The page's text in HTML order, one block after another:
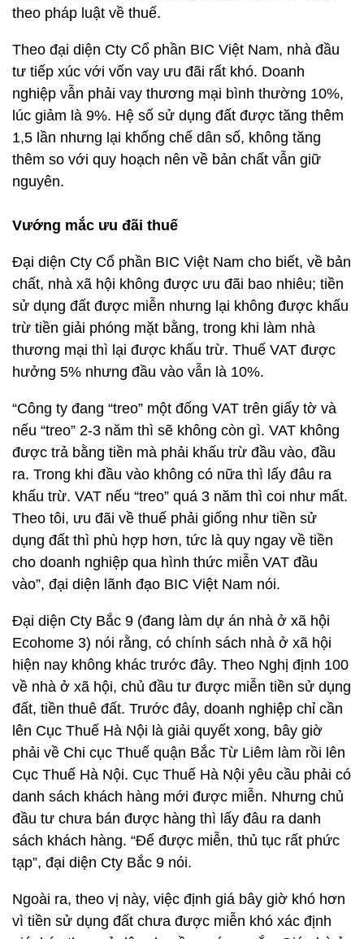
theo pháp luật về thuế.
Theo đại diện Cty Cổ phần BIC Việt Nam, nhà đầu
tư tiếp xúc với vốn vay ưu đãi rất khó. Doanh
nghiệp vẫn phải vay thương mại bình thường 10%,
lúc giảm là 9%. Hệ số sử dụng đất được tăng thêm
1,5 lần nhưng lại khống chế dân số, không tăng
thêm so với quy hoạch nên về bản chất vẫn giữ
nguyên.
Vướng mắc ưu đãi thuế
Đại diện Cty Cổ phần BIC Việt Nam cho biết, về bản
chất, nhà xã hội không được ưu đãi bao nhiêu; tiền
sử dụng đất được miễn nhưng lại không được khấu
trừ tiền giải phóng mặt bằng, trong khi làm nhà
thương mại thì lại được khấu trừ. Thuế VAT được
hưởng 5% nhưng đầu vào vẫn là 10%.
“Công ty đang “treo” một đống VAT trên giấy tờ và
nếu “treo” 2-3 năm thì sẽ không còn gì. VAT không
được trả bằng tiền mà phải khấu trừ đầu vào, đầu
ra. Trong khi đầu vào không có nữa thì lấy đâu ra
khấu trừ. VAT nếu “treo” quá 3 năm thì coi như mất.
Theo tôi, ưu đãi về thuế phải giống như tiền sử
dụng đất thì phù hợp hơn, tức là quy ngay về tiền
cho doanh nghiệp qua hình thức miễn VAT đầu
vào”, đại diện lãnh đạo BIC Việt Nam nói.
Đại diện Cty Bắc 9 (đang làm dự án nhà ở xã hội
Ecohome 3) nói rằng, có chính sách nhà ở xã hội
hiện nay không khác trước đây. Theo Nghị định 100
về nhà ở xã hội, chủ đầu tư được miễn tiền sử dụng
đất, tiền thuê đất. Trước đây, doanh nghiệp chỉ cần
lên Cục Thuế Hà Nội là giải quyết xong, bây giờ
phải về Chi cục Thuế quận Bắc Từ Liêm làm rồi lên
Cục Thuế Hà Nội. Cục Thuế Hà Nội yêu cầu phải có
danh sách khách hàng mới được miễn. Nhưng chủ
đầu tư chưa bán được hàng thì lấy đâu ra danh
sách khách hàng. “Để được miễn, thủ tục rất phức
tạp”, đại diện Cty Bắc 9 nói.
Ngoài ra, theo vị này, việc định giá bây giờ khó hơn
vì tiền sử dụng đất chưa được miễn khó xác định